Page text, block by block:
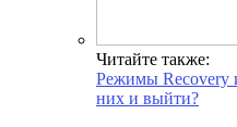
Читайте также:
Режимы Recovery
них и выйти?